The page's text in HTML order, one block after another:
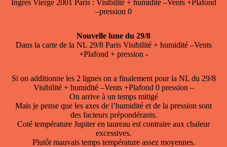
Ingrès Vierge 2001 Paris : Visibilité + humidité –Vents +Plafond
–pression 0
Nouvelle lune du 29/8
Dans la carte de la NL 29/8 Paris Visibilité + humidité –Vents
+Plafond + pression -
Si on additionne les 2 lignes on a finalement pour la NL du 29/8
Visibilité + humidité –Vents +Plafond 0 pression –
On arrive à un temps mitigé
Mais je pense que les axes de l’humidité et de la pression sont
des facteurs prépondérants.
Coté température Jupiter en taureau est contraire aux chaleur
excessives.
Plutôt mauvais temps température assez moyennes.